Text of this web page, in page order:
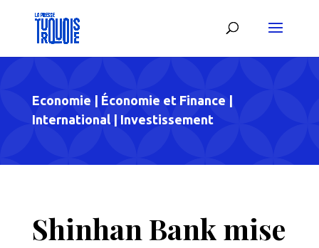
Economie Économie et Finance
International| Investissement
Shinhan Bank mise